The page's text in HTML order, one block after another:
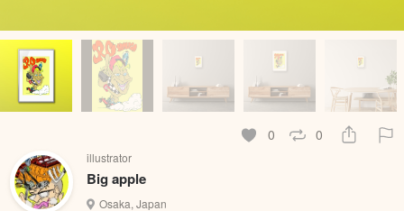
0 0
illustrator
Big apple
Osaka, Japan